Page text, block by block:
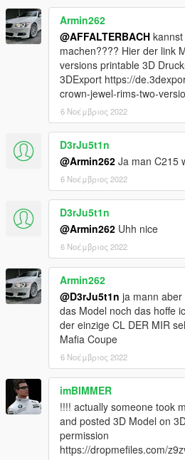
Armin262
@AFFALTERBACH
machen???? Hier der link
versions printable 3D
3DExport https://
crown-jewel-rims-two-
6 Νοέμβριος 2022
D3rJu5t1n
@Armin262 Ja man C215
6 Νοέμβριος 2022
D3rJu5t1n
@Armin262 Uhh nice
6 Νοέμβριος 2022
Armin262
@D3rJu5t1n ja mann
das Model noch das hoffe
der einzige CL DER MIR
Mafia Coupe
6 Νοέμβριος 2022
imBIMMER
!!!! actually someone took
and posted 3D Model on
permission
https://dropmefiles.com/